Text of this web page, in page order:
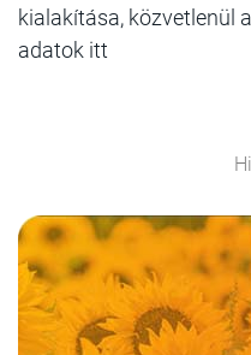
kialakítása, közvetlenül
adatok itt